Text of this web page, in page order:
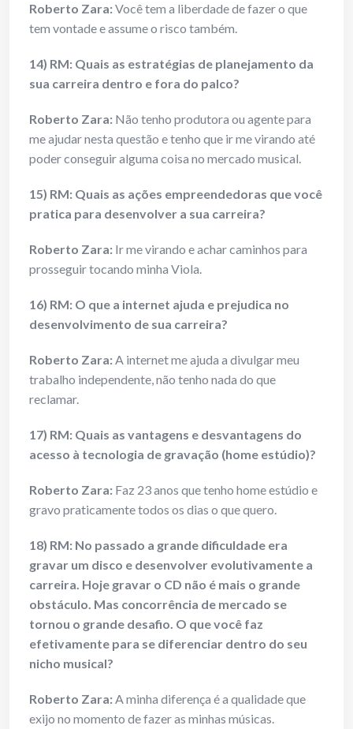
Roberto Zara:Você tem a liberdade de fazer o que
tem vontade e assume o risco também.
14) RM: Quais as estratégias de planejamento da
sua carreira dentro e fora do palco?
Roberto Zara: Não tenho produtora ou agente para
me ajudar nesta questão e tenho que ir me virando até
poder conseguir alguma coisa no mercado musical.
15) RM: Quais as ações empreendedoras que você
pratica para desenvolver a sua carreira?
Roberto Zara: Ir me virando e achar caminhos para
prosseguir tocando minha Viola.
16) RM: O que a internet ajuda e prejudica no
desenvolvimento de sua carreira?
Roberto Zara:A internet me ajuda a divulgar meu
trabalho independente, não tenho nada do que
reclamar.
17) RM: Quais as vantagens e desvantagens do
acesso à tecnologia de gravação (home estúdio)?
Roberto Zara: Faz 23 anos que tenho home estúdio e
gravo praticamente todos os dias o que quero.
18) RM: No passado a grande dificuldade era
gravar um disco e desenvolver evolutivamente a
carreira. Hoje gravar o CD não é mais o grande
obstáculo. Mas concorrência de mercado se
tornou o grande desafio. O que você faz
efetivamente para se diferenciar dentro do seu
nicho musical?
Roberto Zara:A minha diferença é a qualidade que
exijo no momento de fazer as minhas músicas.